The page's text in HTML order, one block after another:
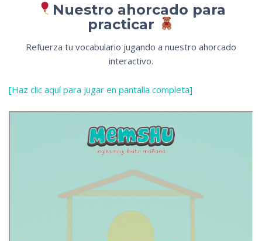
Nuestro ahorcado para
practicar
Refuerza tu vocabulario jugando a nuestro ahorcado
interactivo.
[Haz clic aquí para jugar en pantalla completa]